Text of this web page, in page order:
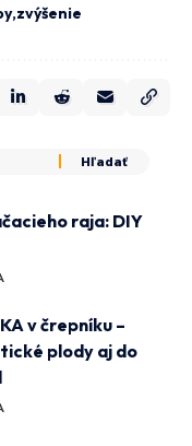
zvýšenie
raja: DIY
v črepníku –
plody aj do